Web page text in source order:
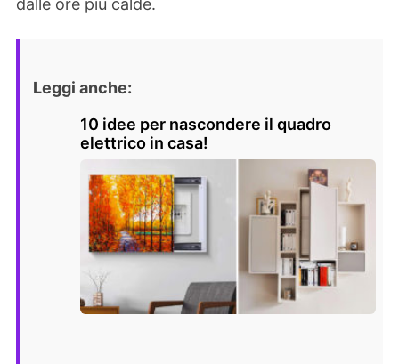
dalle ore più calde.
Leggi anche:
10 idee per nascondere il quadro
elettrico in casa!